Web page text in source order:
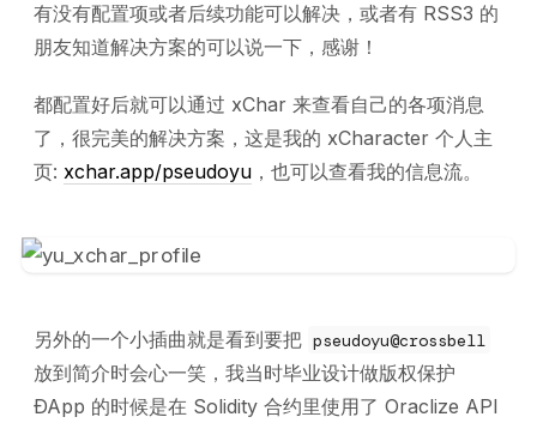
有没有配置项或者后续功能可以解决，或者有 RSS3 的
朋友知道解决方案的可以说一下，感谢！
都配置好后就可以通过 xChar 来查看自己的各项消息
了，很完美的解决方案，这是我的 xCharacter 个人主
页: xchar.app/pseudoyu ，也可以查看我的信息流。
另外的一个小插曲就是看到要把 pseudoyu@crossbell
放到简介时会心一笑，我当时毕业设计做版权保护
ÐApp 的时候是在 Solidity 合约里使用了 Oraclize API